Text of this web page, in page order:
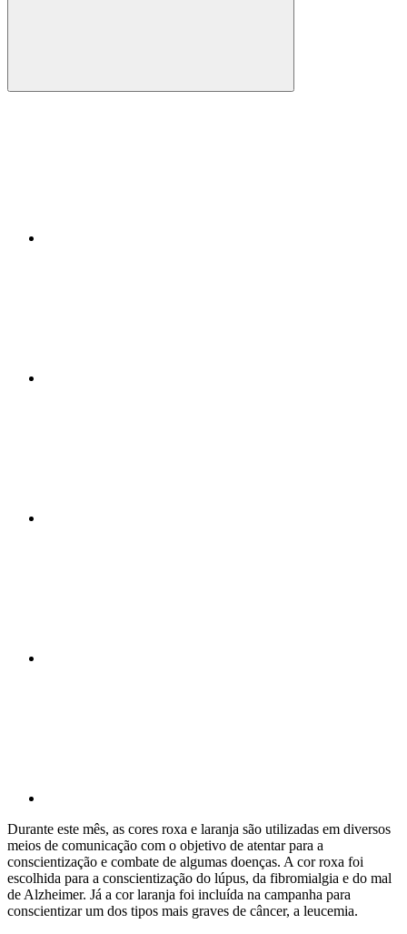
Compartilhar
Durante este mês, as cores roxa e laranja são utilizadas em diversos
meios de comunicação com o objetivo de atentar para a
conscientização e combate de algumas doenças. A cor roxa foi
escolhida para a conscientização do lúpus, da fibromialgia e do mal
de Alzheimer. Já a cor laranja foi incluída na campanha para
conscientizar um dos tipos mais graves de câncer, a leucemia.